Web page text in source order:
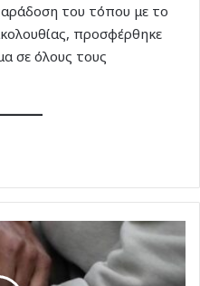
του τόπου με το
προσφέρθηκε
σε όλους τους